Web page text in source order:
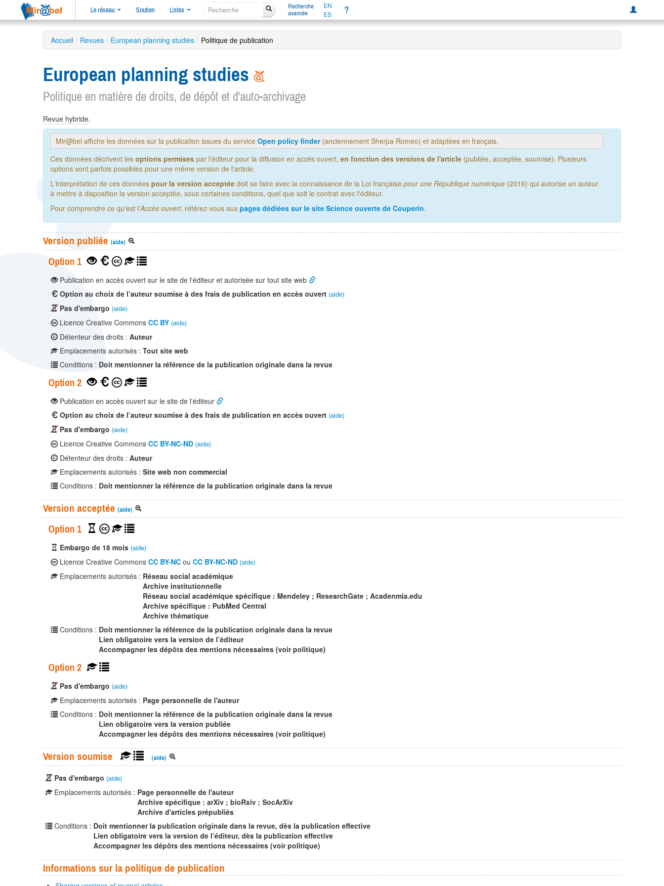
Le réseau Soutien Listes
Recherche
avancée
EN
ES
?
Accueil / Revues / European planning studies / Politique de publication
European planning studies
Politique en matière de droits, de dépôt et d'auto-archivage
Revue hybride.
Mir@bel affiche les données sur la publication issues du service Open policy finder(anciennement Sherpa Romeo) et adaptées en français.
Ces données décrivent les options permises par l'éditeur pour la diffusion en accès ouvert, en fonction des versions de l'article (publiée, acceptée, soumise). Plusieurs
options sont parfois possibles pour une même version de l'article.
L'interprétation de ces données pour la version acceptée doit se faire avec la connaissance de la Loi française pour une République numérique (2016) qui autorise un auteur
à mettre à disposition la version acceptée, sous certaines conditions, quel que soit le contrat avec l'éditeur.
Pour comprendre ce qu'est l'Accès ouvert, référez-vous aux pages dédiées sur le site Science ouverte de Couperin.
Version publiée (aide)
Option 1
Publication en accès ouvert sur le site de l'éditeur et autorisée sur tout site web
Option au choix de l’auteur soumise à des frais de publication en accès ouvert (aide)
Pas d'embargo (aide)
Licence Creative Commons CC BY (aide)
Détenteur des droits : Auteur
Emplacements autorisés : Tout site web
Conditions : Doit mentionner la référence de la publication originale dans la revue
Option 2
Publication en accès ouvert sur le site de l'éditeur
Option au choix de l’auteur soumise à des frais de publication en accès ouvert (aide)
Pas d'embargo (aide)
Licence Creative Commons CC BY-NC-ND (aide)
Détenteur des droits : Auteur
Emplacements autorisés : Site web non commercial
Conditions : Doit mentionner la référence de la publication originale dans la revue
Version acceptée (aide)
Option 1
Embargo de 18 mois (aide)
Licence Creative Commons CC BY-NC ou CC BY-NC-ND (aide)
Emplacements autorisés : Réseau social académique
Archive institutionnelle
Réseau social académique spécifique : Mendeley ; ResearchGate ; Acadenmia.edu
Archive spécifique : PubMed Central
Archive thématique
Conditions : Doit mentionner la référence de la publication originale dans la revue
Lien obligatoire vers la version de l’éditeur
Accompagner les dépôts des mentions nécessaires (voir politique)
Option 2
Pas d'embargo (aide)
Emplacements autorisés : Page personnelle de l'auteur
Conditions : Doit mentionner la référence de la publication originale dans la revue
Lien obligatoire vers la version publiée
Accompagner les dépôts des mentions nécessaires (voir politique)
Version soumise (aide)
Pas d'embargo (aide)
Emplacements autorisés : Page personnelle de l'auteur
Archive spécifique : arXiv ; bioRxiv ; SocArXiv
Archive d'articles prépubliés
Conditions : Doit mentionner la publication originale dans la revue, dès la publication effective
Lien obligatoire vers la version de l’éditeur, dès la publication effective
Accompagner les dépôts des mentions nécessaires (voir politique)
Informations sur la politique de publication